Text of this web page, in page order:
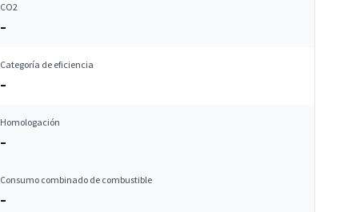
CO2
–
Categoría de eficiencia
–
Homologación
–
Consumo combinado de combustible
–